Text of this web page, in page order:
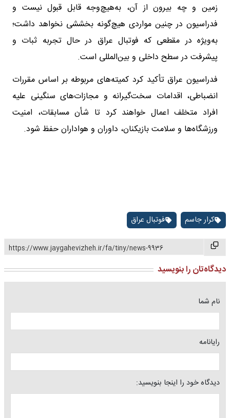
زمین و چه بیرون از آن، به‌هیچ‌وجه قابل قبول نیست و
فدراسیون در چنین مواردی هیچ‌گونه بخششی نخواهد داشت؛
به‌ویژه در مقطعی که فوتبال عراق در حال تجربه ثبات و
پیشرفت در سطح داخلی و بین‌المللی است.
فدراسیون عراق تأکید کرد کمیته‌های مربوطه بر اساس مقررات
انضباطی، اقدامات سخت‌گیرانه و مجازات‌های سنگینی علیه
افراد متخلف اعمال خواهند کرد تا شأن مسابقات، امنیت
ورزشگاه‌ها و سلامت بازیکنان، داوران و هواداران حفظ شود.
کرار جاسم فوتبال عراق
https://www.jaygahevizheh.ir/fa/tiny/news-9936
دیدگاه‌تان را بنویسید
نام شما
رایانامه
دیدگاه خود را اینجا بنویسید: